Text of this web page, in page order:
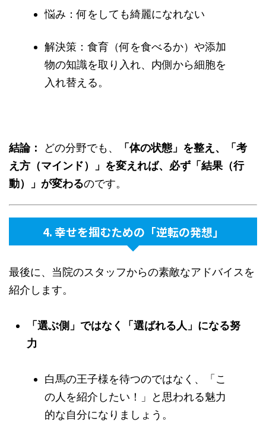
悩み：何をしても綺麗になれない
解決策：食育（何を食べるか）や添加
物の知識を取り入れ、内側から細胞を
入れ替える。
結論： どの分野でも、
「体の状態」を整え、「考
え方（マインド）」を変えれば、必ず「結果（行
動）」が変わるのです。
4. 幸せを掴むための「逆転の発想」
最後に、当院のスタッフからの素敵なアドバイスを
紹介します。
「選ぶ側」ではなく「選ばれる人」になる努
力
白馬の王子様を待つのではなく、「こ
の人を紹介したい！」と思われる魅力
的な自分になりましょう。